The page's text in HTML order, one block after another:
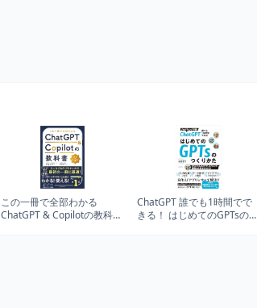
この一冊で全部わかる
ChatGPT & Copilotの教科書
ChatGPT 誰でも1時間でで
きる！ はじめてのGPTsのつ